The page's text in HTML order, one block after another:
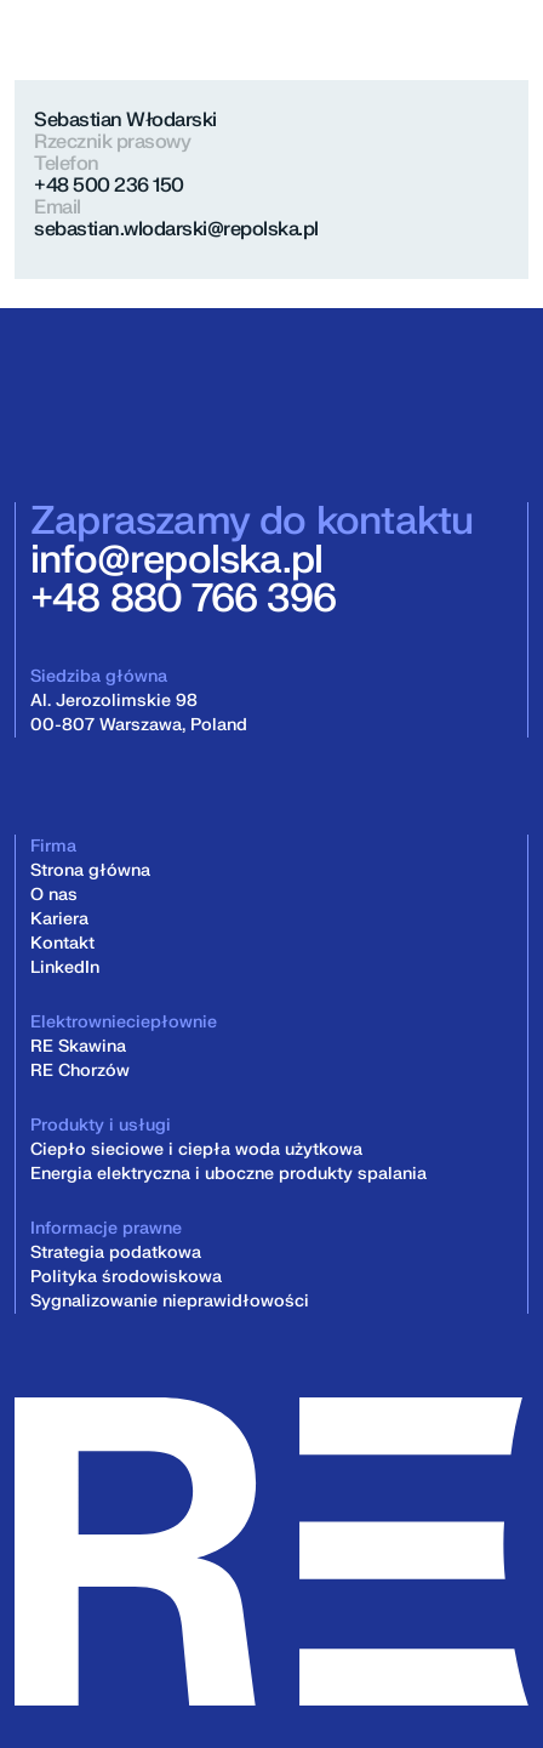
Sebastian Włodarski
Rzecznik prasowy
Telefon
+48 500 236 150
Email
sebastian.wlodarski@repolska.pl
Zapraszamy do kontaktu
info@repolska.pl
+48 880 766 396
Siedziba główna
Al. Jerozolimskie 98
00-807 Warszawa, Poland
Firma
Strona główna
O nas
Kariera
Kontakt
LinkedIn
Elektrownieciepłownie
RE Skawina
RE Chorzów
Produkty i usługi
Ciepło sieciowe i ciepła woda użytkowa
Energia elektryczna i uboczne produkty spalania
Informacje prawne
Strategia podatkowa
Polityka środowiskowa
Sygnalizowanie nieprawidłowości